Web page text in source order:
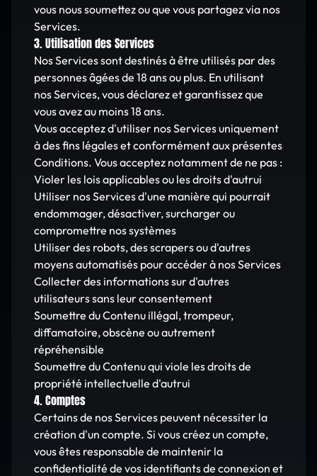
vous nous soumettez ou que vous partagez via nos
Services.
3. Utilisation des Services
Nos Services sont destinés à être utilisés par des
personnes âgées de 18 ans ou plus. En utilisant
nos Services, vous déclarez et garantissez que
vous avez au moins 18 ans.
Vous acceptez d'utiliser nos Services uniquement
à des fins légales et conformément aux présentes
Conditions. Vous acceptez notamment de ne pas :
Violer les lois applicables ou les droits d'autrui
Utiliser nos Services d'une manière qui pourrait
endommager, désactiver, surcharger ou
compromettre nos systèmes
Utiliser des robots, des scrapers ou d'autres
moyens automatisés pour accéder à nos Services
Collecter des informations sur d'autres
utilisateurs sans leur consentement
Soumettre du Contenu illégal, trompeur,
diffamatoire, obscène ou autrement
répréhensible
Soumettre du Contenu qui viole les droits de
propriété intellectuelle d'autrui
4. Comptes
Certains de nos Services peuvent nécessiter la
création d'un compte. Si vous créez un compte,
vous êtes responsable de maintenir la
confidentialité de vos identifiants de connexion et